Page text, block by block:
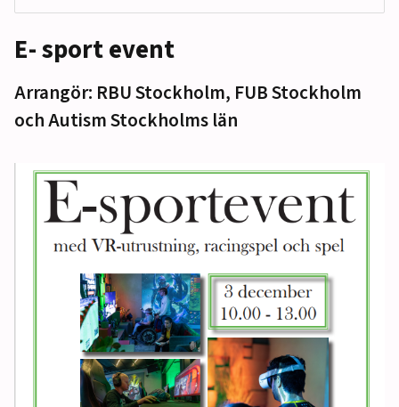
E- sport event
Arrangör: RBU Stockholm, FUB Stockholm
och Autism Stockholms län